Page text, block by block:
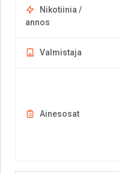
Nikotiinia /
annos
Valmistaja
Ainesosat